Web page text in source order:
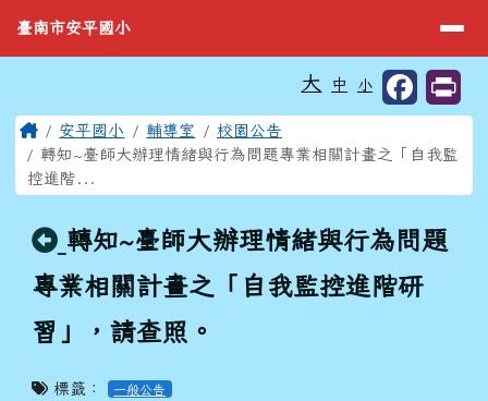
臺南市安平國小
導覽列
臺南市安平國小
⏸
大 中 小
主內容區域
Home安平國小 輔導室
校園公告
轉知~臺師大辦理情緒與行為問題專業相關計畫之「自我監
控進階...
回上頁
轉知~臺師大辦理情緒與行為問題
專業相關計畫之「自我監控進階研
習」，請查照。
標籤： 一般公告
頁尾區域